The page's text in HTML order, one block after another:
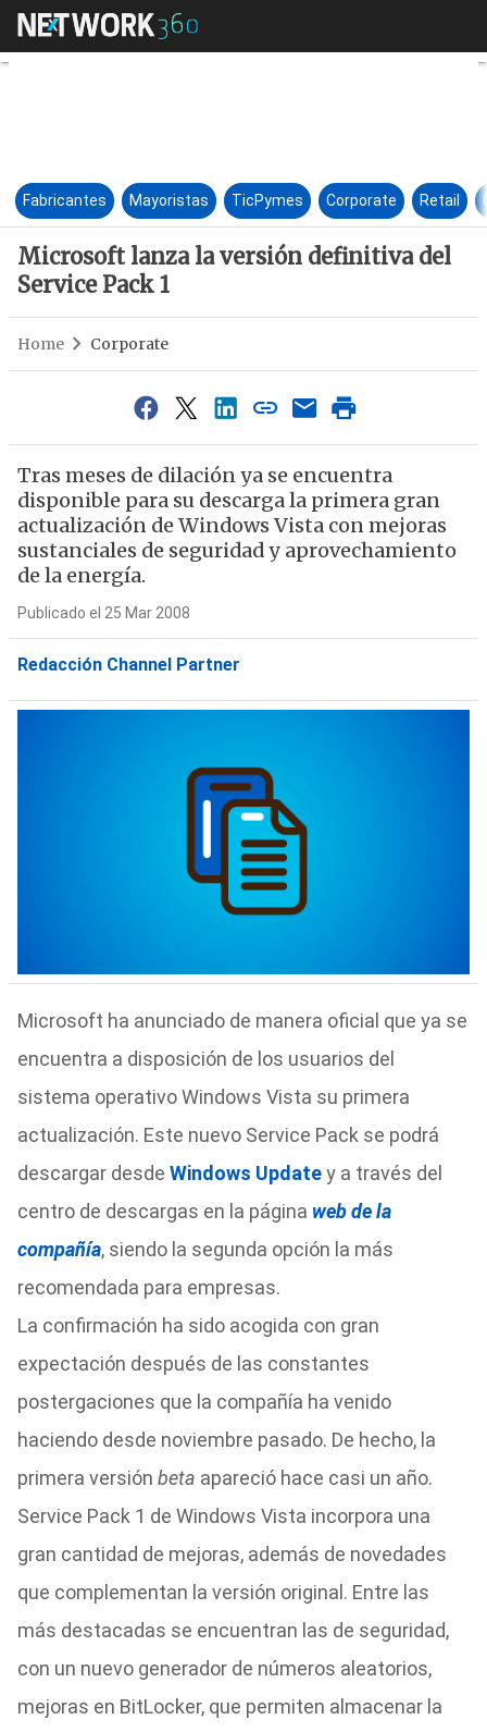
Microsoft lanza la versión
Fabricantes Mayoristas TicPymes Corporate Retail
Microsoft lanza la versión definitiva del
Service Pack 1
Home Corporate
Tras meses de dilación ya se encuentra
disponible para su descarga la primera gran
actualización de Windows Vista con mejoras
sustanciales de seguridad y aprovechamiento
de la energía.
Publicado el 25 Mar 2008
Redacción Channel Partner
Microsoft ha anunciado de manera oficial que ya se
encuentra a disposición de los usuarios del
sistema operativo Windows Vista su primera
actualización. Este nuevo Service Pack se podrá
descargar desde Windows Updatey a través del
centro de descargas en la página web de la
compañía, siendo la segunda opción la más
recomendada para empresas.
La confirmación ha sido acogida con gran
expectación después de las constantes
postergaciones que la compañía ha venido
haciendo desde noviembre pasado. De hecho, la
primera versión beta apareció hace casi un año.
Service Pack 1 de Windows Vista incorpora una
gran cantidad de mejoras, además de novedades
que complementan la versión original. Entre las
más destacadas se encuentran las de seguridad,
con un nuevo generador de números aleatorios,
mejoras en BitLocker, que permiten almacenar la